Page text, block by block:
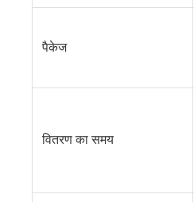
पैकेज
वितरण का समय